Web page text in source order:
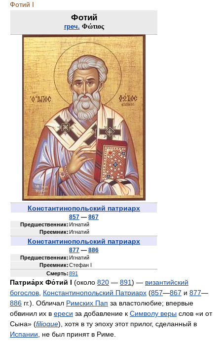
Фотий I
Фотий
греч. Φώτιος
Константинопольский патриарх
857 — 867
Предшественник:Игнатий
Преемник:Игнатий
Константинопольский патриарх
877 — 886
Предшественник:Игнатий
Преемник:Стефан I
Смерть:891
Патриа́рх Фо́тий I (около 820 — 891) — византийский
богослов Константинопольский Патриарх (857—867 и 877—
886 гг.). Обличал Римских Пап за властолюбие; впервые
обвинил их в ереси за добавление к Символу веры слов «и от
Сына» (filioque), хотя в ту эпоху этот прилог, сделанный в
Испании , не был принят в Риме.